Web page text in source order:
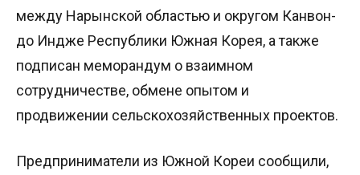
между Нарынской областью и округом Канвон-
до Индже Республики Южная Корея, а также
подписан меморандум о взаимном
сотрудничестве, обмене опытом и
продвижении сельскохозяйственных проектов.
Предприниматели из Южной Кореи сообщили,